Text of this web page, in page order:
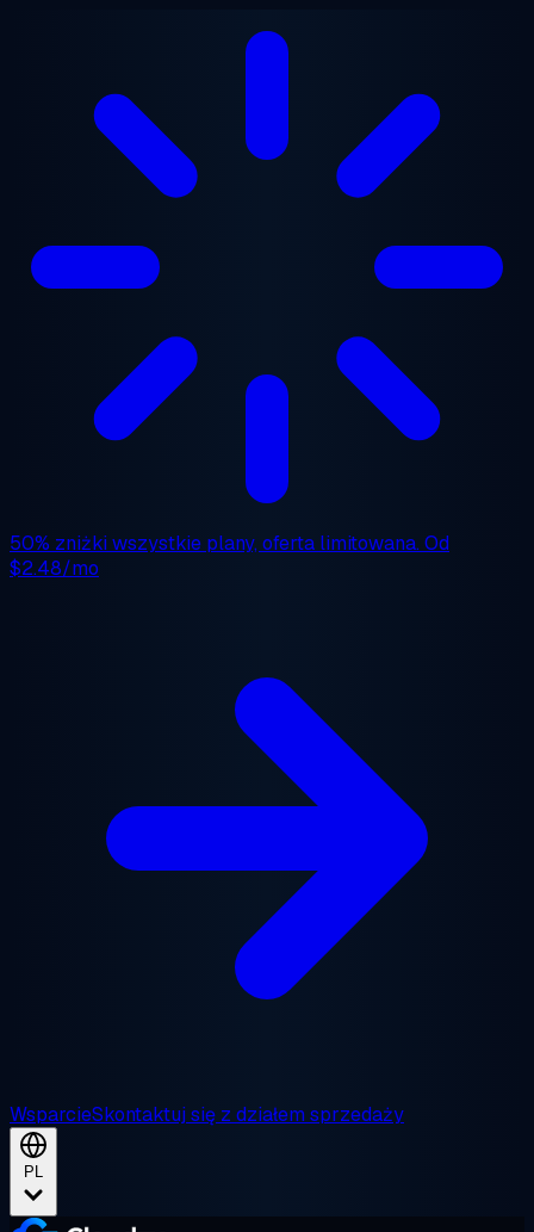
50% zniżki wszystkie plany, oferta limitowana. Od
$2.48/mo
WsparcieSkontaktuj się z działem sprzedaży
PL